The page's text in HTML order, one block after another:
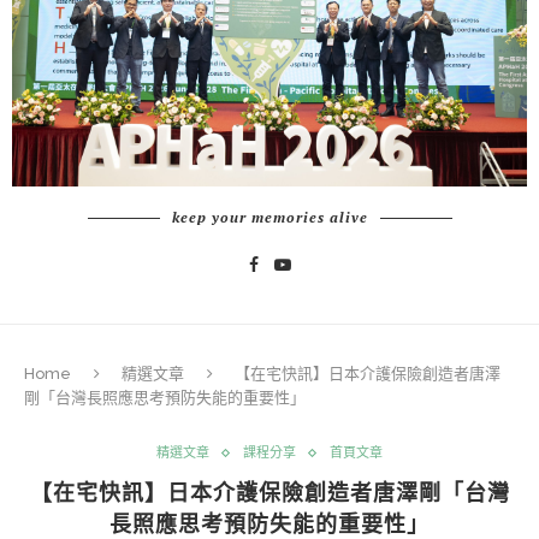
keep your memories alive
Home 精選文章
【在宅快訊】日本介護保險創造者唐澤
剛「台灣長照應思考預防失能的重要性」
精選文章 課程分享 首頁文章
【在宅快訊】日本介護保險創造者唐澤剛「台灣
長照應思考預防失能的重要性」